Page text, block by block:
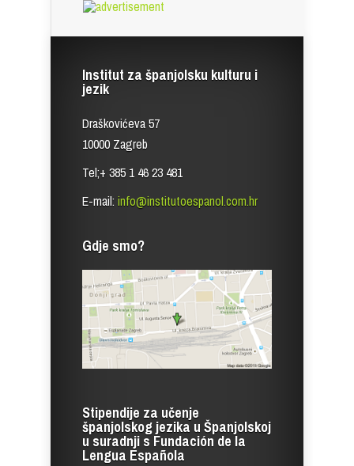
Institut za španjolsku kulturu i
jezik
Draškovićeva 57
10000 Zagreb
Tel;+ 385 1 46 23 481
E-mail: info@institutoespanol.com.hr
Gdje smo?
Stipendije za učenje
španjolskog jezika u Španjolskoj
u suradnji s Fundación de la
Lengua Española